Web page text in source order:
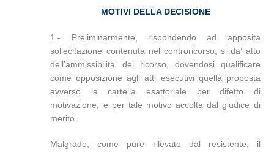
MOTIVI DELLA DECISIONE
1.- Preliminarmente, rispondendo ad apposita
sollecitazione contenuta nel controricorso, si da’ atto
dell’ammissibilita’ del ricorso, dovendosi qualificare
come opposizione agli atti esecutivi quella proposta
avverso la cartella esattoriale per difetto di
motivazione, e per tale motivo accolta dal giudice di
merito.
Malgrado, come pure rilevato dal resistente, il